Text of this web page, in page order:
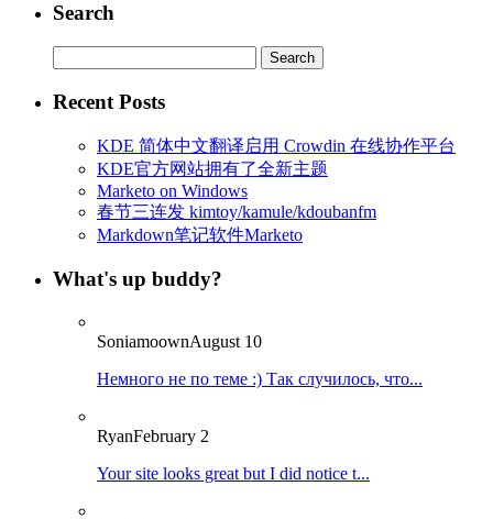
Search
for:
Recent Posts
KDE 简体中文翻译启用 Crowdin 在线协作平台
KDE官方网站拥有了全新主题
Marketo on Windows
春节三连发 kimtoy/kamule/kdoubanfm
Markdown笔记软件Marketo
What's up buddy?
SoniamoownAugust 10
Немного не по теме :) Так случилось, что...
RyanFebruary 2
Your site looks great but I did notice t...